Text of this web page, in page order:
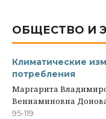
ОБЩЕСТВО И
Климатические
потребления
Маргарита
Вениаминовна
95-119